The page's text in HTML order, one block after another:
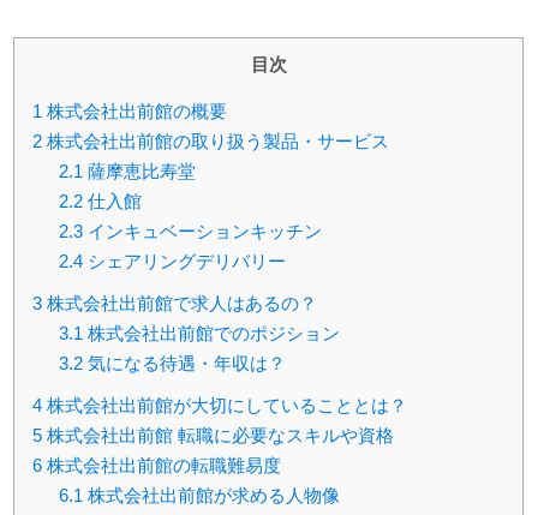
目次
1 株式会社出前館の概要
2 株式会社出前館の取り扱う製品・サービス
2.1 薩摩恵比寿堂
2.2 仕入館
2.3 インキュベーションキッチン
2.4 シェアリングデリバリー
3 株式会社出前館で求人はあるの？
3.1 株式会社出前館でのポジション
3.2 気になる待遇・年収は？
4 株式会社出前館が大切にしていることとは？
5 株式会社出前館 転職に必要なスキルや資格
6 株式会社出前館の転職難易度
6.1 株式会社出前館が求める人物像